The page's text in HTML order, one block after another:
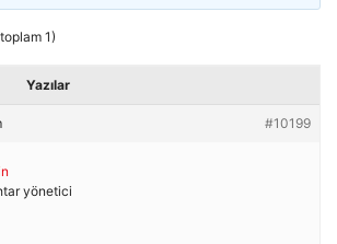
1)
Yazılar
#10199
yönetici